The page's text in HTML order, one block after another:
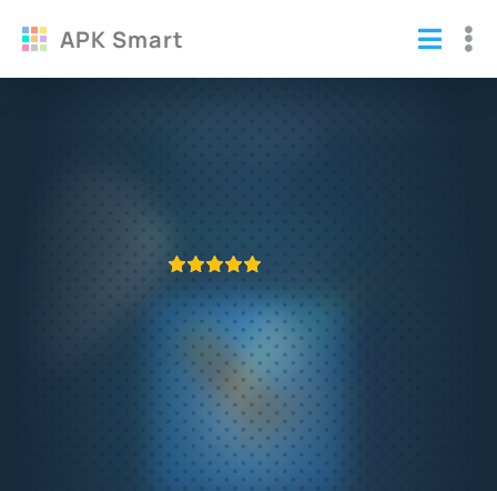
APK Smart